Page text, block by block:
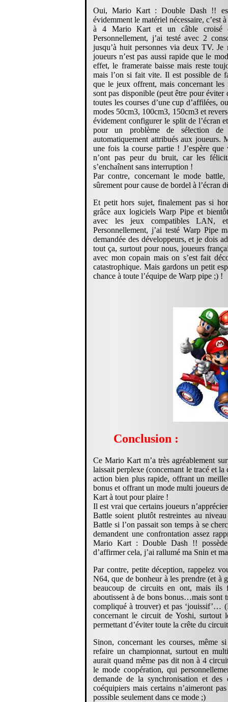
Oui, Mario Kart : Double Dash !!
évidemment le matériel nécessaire,
à 4 Mario Kart et un câble croisé
Personnellement, j’ai testé avec 2
jusqu’à huit personnes via deux TV.
joueurs n’est pas aussi rapide que le
effet, le framerate baisse mais reste
mais l’on si fait vite. Il est possible de
que le jeux offrent, mais concernant
sont pas disponible (peut être pour
toutes les courses d’une cup d’affilées,
modes 50cm3, 100cm3, 150cm3 et
évidement configurer le split de l’écran
pour un problème de sélection de
automatiquement attribués aux joueurs.
une fois la course partie ! J’espère
n’ont pas peur du bruit, car les
s’enchaînent sans interruption !
Par contre, concernant le mode
sûrement pour cause de bordel à l’écran
Et petit hors sujet, finalement pas si
grâce aux logiciels Warp Pipe et
avec les jeux compatibles LAN,
Personnellement, j’ai testé Warp Pipe
demandée des développeurs, et je dois
tout ça, surtout pour nous, joueurs
avec mon copain mais on s’est fait
catastrophique. Mais gardons un petit
chance à toute l’équipe de Warp pipe ;) !
Conclusion :
Ce Mario Kart m’a très agréablement
laissait perplexe (concernant le tracé et
action bien plus rapide, offrant un
bonus et offrant un mode multi joueurs
Kart à tout pour plaire !
Il est vrai que certains joueurs
Battle soient plutôt restreintes au
Battle si l’on passait son temps à se
demandent une confrontation assez
Mario Kart : Double Dash !!
d’affirmer cela, j’ai rallumé ma Snin et
Par contre, petite déception, rappelez
N64, que de bonheur à les prendre (et
beaucoup de circuits en ont, mais ils
aboutissent à de bons bonus…mais sont
compliqué à trouver) et pas ‘jouissif’…
concernant le circuit de Yoshi, surtout
permettant d’éviter toute la crête du
Sinon, concernant les courses, même
refaire un championnat, surtout en
aurait quand même pas dit non à 4
le mode coopération, qui
demande de la synchronisation et des
coéquipiers mais certains n’aimeront
possible seulement dans ce mode ;)